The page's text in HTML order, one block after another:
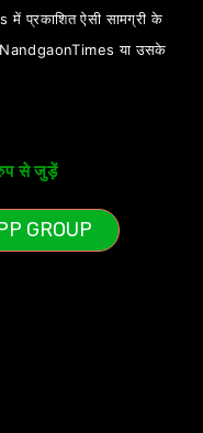
में प्रकाशित ऐसी सामग्री के
NandgaonTimes या उसके
से जुड़ें
GROUP